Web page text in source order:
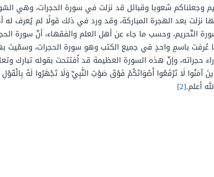
وجعلناكم شعوبا وقبائل قد نزلت في سورة الحجرات، وهي
نزلت بعد الهجرة المباركة، وقد ورد في ذلك قولًا لم يُعرف
التّحريم، وحسب ما جاء عن أهل العلم والفقهاء، أنّ سورة
عُرفت باسمٍ واحدٍ في جميع الكتب وهو سورة الحجرات، وسمّيت
حجراته، وإنّ هذه السورة العظيمة قد اُفتتحت بقوله تبارك
آمَنُوا لَا تَرْفَعُوا أَصْوَاتَكُمْ فَوْقَ صَوْتِ النَّبِيِّ وَلَا تَجْهَرُوا لَهُ
أعلم.[2]